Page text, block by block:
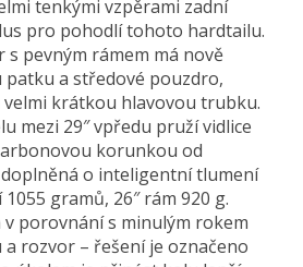
tenkými vzpěrami zadní
pro pohodlí tohoto hardtailu.
s pevným rámem má nově
a středové pouzdro,
velmi krátkou hlavovou trubku.
mezi 29″ vpředu pruží vidlice
korunkou od
doplněná o inteligentní tlumení
1055 gramů, 26″ rám 920 g.
v porovnání s minulým rokem
rozvor – řešení je označeno